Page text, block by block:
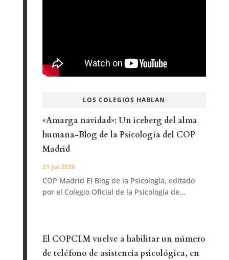
LOS COLEGIOS HABLAN
«Amarga navidad»: Un iceberg del alma
humana-Blog de la Psicología del COP
Madrid
31 Jul 2026
COP Madrid El Blog de la Psicología, editado
por el Colegio Oficial de la Psicología de...
El COPCLM vuelve a habilitar un número
de teléfono de asistencia psicológica, en